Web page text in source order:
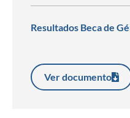
Resultados Beca de
Ver documento